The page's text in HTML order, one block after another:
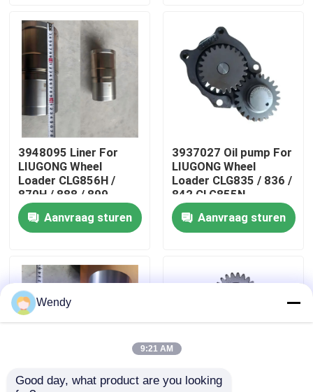
Producten
Video's
Ongeveer ons
Fabrieksreis
Kwaliteitscontrole
Nieuws
bloggen
3948095 Liner For
LIUGONG Wheel
Loader CLG856H /
870H / 888 / 899
Excavator 939E/945E
Engine 6CT8.3 /
6CTA8.3 / 6CTAA8.3
Aanvraag sturen
3937027 Oil pump For
LIUGONG Wheel
Loader CLG835 / 836 /
842 CLG855N
Excavator 908C /
910E / 915D Engine
QSB3.9 / ISB4.5
Aanvraag sturen
Wendy
9:21 AM
Good day, what product are you looking